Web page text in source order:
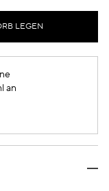
LEGEN
an